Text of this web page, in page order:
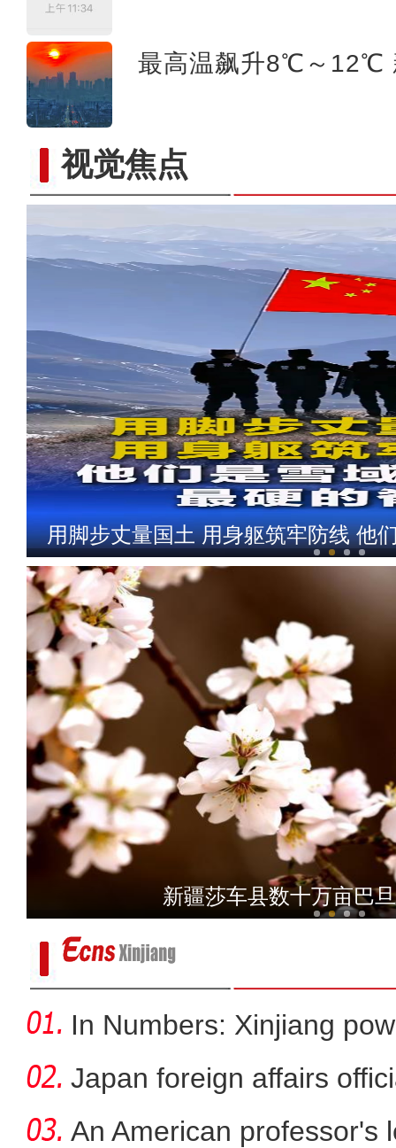
最高温飙升8℃～12℃
视觉焦点社区书记陈云萍：把新疆
用脚步丈量国土 用身躯筑牢防线 他
昌吉州新能源发展密
新疆莎车县数十万亩巴
In Numbers: Xinjiang
Japan foreign affairs
An American professor's